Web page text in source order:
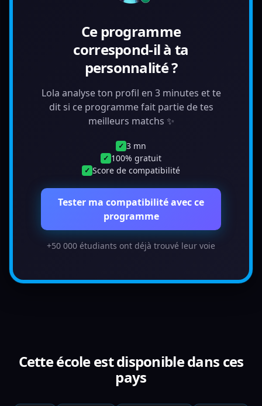
Ce programme
correspond-il à ta
personnalité ?
Lola analyse ton profil en 3 minutes et te
dit si ce programme fait partie de tes
meilleurs matchs ✨
✓ 3 mn
✓ 100% gratuit
✓ Score de compatibilité
Tester ma compatibilité avec ce
programme
+50 000 étudiants ont déjà trouvé leur voie
Cette école est disponible dans ces
pays